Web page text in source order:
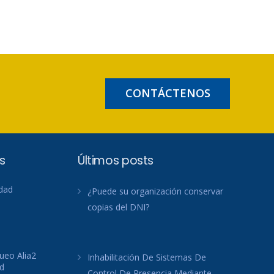
CONTÁCTENOS
Alia2
Últimos posts
¿Puede su organización conservar
copias del DNI?
Inhabilitación De Sistemas De